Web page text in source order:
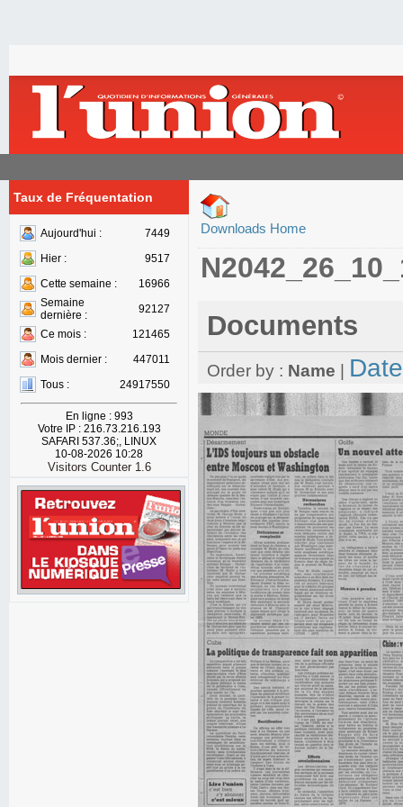
Taux de Fréquentation
Aujourd'hui :
7449
Hier :
9517
Cette semaine :
16966
Semaine
dernière :
92127
Ce mois :
121465
Mois dernier :
447011
Tous :
24917550
En ligne : 993
Votre IP : 216.73.216.193
SAFARI 537.36;, LINUX
10-08-2026 10:28
Visitors Counter 1.6
Downloads Home
Documents
Order by : Name Date